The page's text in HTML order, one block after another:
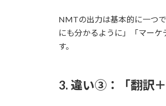
NMTの出力は基本的に一つ
にも分かるように」「マー
す。
3. 違い③：「翻訳